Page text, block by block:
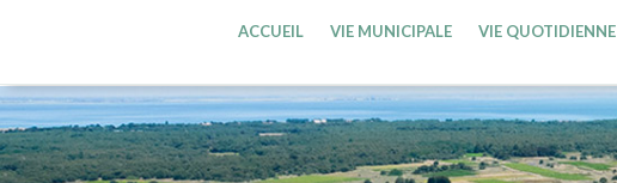
ACCUEIL VIE MUNICIPALE VIE QUOTIDIENNE